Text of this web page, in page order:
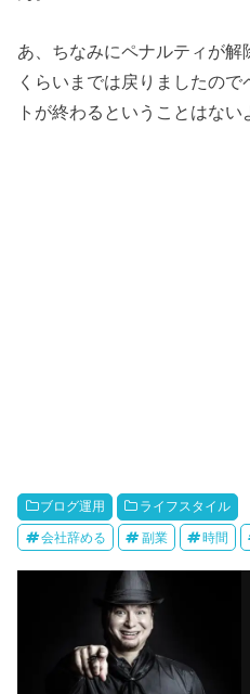
あ、ちなみにペナルティが
くらいまでは戻りましたの
トが終わるということはない
ブログ運用 ライフスタイル
会社辞める 副業 時間